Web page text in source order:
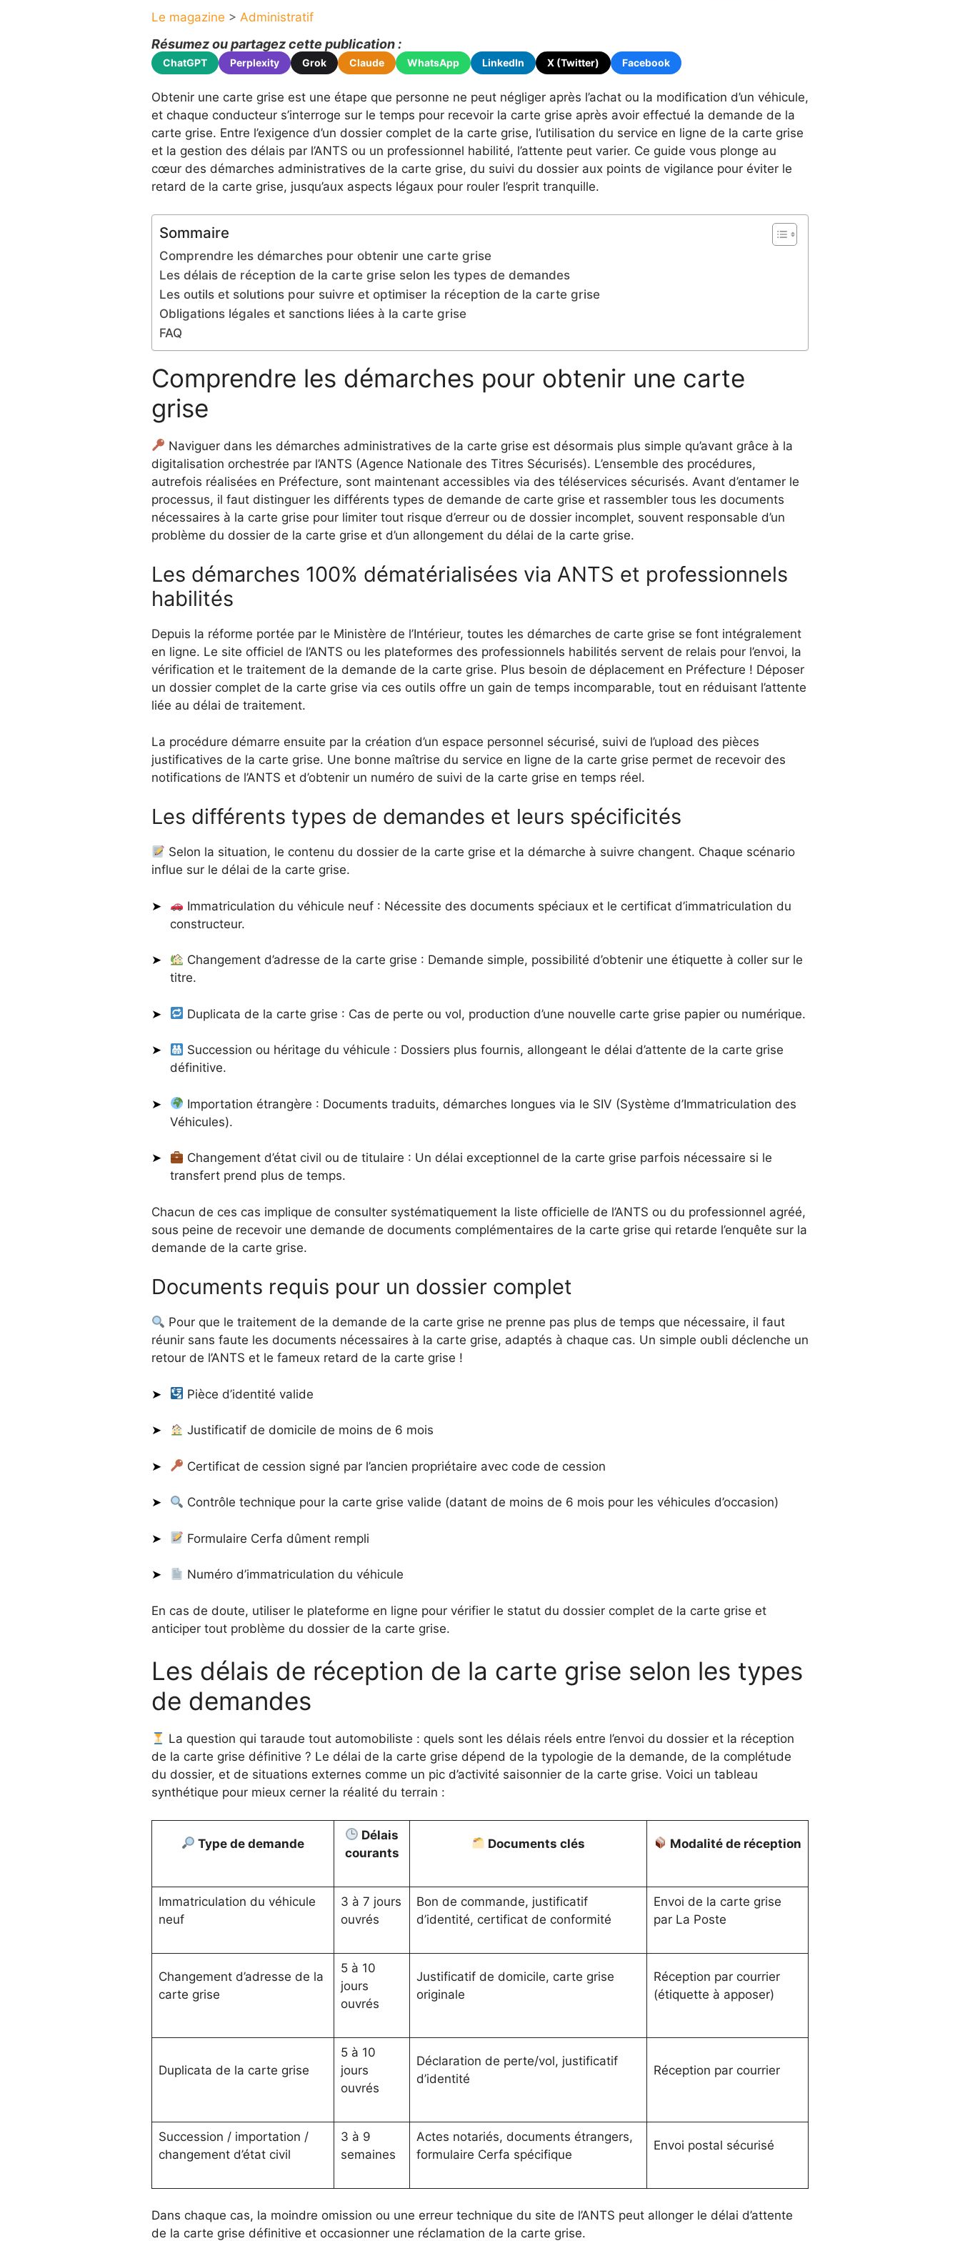
Le magazine > Administratif
Résumez ou partagez cette publication :
ChatGPT Perplexity Grok Claude WhatsApp LinkedIn X (Twitter) Facebook
Obtenir une carte grise est une étape que personne ne peut négliger après l’achat ou la modification d’un véhicule,
et chaque conducteur s’interroge sur le temps pour recevoir la carte grise après avoir effectué la demande de la
carte grise. Entre l’exigence d’un dossier complet de la carte grise, l’utilisation du service en ligne de la carte grise
et la gestion des délais par l’ANTS ou un professionnel habilité, l’attente peut varier. Ce guide vous plonge au
cœur des démarches administratives de la carte grise, du suivi du dossier aux points de vigilance pour éviter le
retard de la carte grise, jusqu’aux aspects légaux pour rouler l’esprit tranquille.
Sommaire
Comprendre les démarches pour obtenir une carte grise
Les délais de réception de la carte grise selon les types de demandes
Les outils et solutions pour suivre et optimiser la réception de la carte grise
Obligations légales et sanctions liées à la carte grise
FAQ
Comprendre les démarches pour obtenir une carte
grise
Naviguer dans les démarches administratives de la carte grise est désormais plus simple qu’avant grâce à la
digitalisation orchestrée par l’ANTS (Agence Nationale des Titres Sécurisés). L’ensemble des procédures,
autrefois réalisées en Préfecture, sont maintenant accessibles via des téléservices sécurisés. Avant d’entamer le
processus, il faut distinguer les différents types de demande de carte grise et rassembler tous les documents
nécessaires à la carte grise pour limiter tout risque d’erreur ou de dossier incomplet, souvent responsable d’un
problème du dossier de la carte grise et d’un allongement du délai de la carte grise.
Les démarches 100% dématérialisées via ANTS et professionnels
habilités
Depuis la réforme portée par le Ministère de l’Intérieur, toutes les démarches de carte grise se font intégralement
en ligne. Le site officiel de l’ANTS ou les plateformes des professionnels habilités servent de relais pour l’envoi, la
vérification et le traitement de la demande de la carte grise. Plus besoin de déplacement en Préfecture ! Déposer
un dossier complet de la carte grise via ces outils offre un gain de temps incomparable, tout en réduisant l’attente
liée au délai de traitement.
La procédure démarre ensuite par la création d’un espace personnel sécurisé, suivi de l’upload des pièces
justificatives de la carte grise. Une bonne maîtrise du service en ligne de la carte grise permet de recevoir des
notifications de l’ANTS et d’obtenir un numéro de suivi de la carte grise en temps réel.
Les différents types de demandes et leurs spécificités
Selon la situation, le contenu du dossier de la carte grise et la démarche à suivre changent. Chaque scénario
influe sur le délai de la carte grise.
Immatriculation du véhicule neuf : Nécessite des documents spéciaux et le certificat d’immatriculation du
constructeur.
Changement d’adresse de la carte grise : Demande simple, possibilité d’obtenir une étiquette à coller sur le
titre.
Duplicata de la carte grise : Cas de perte ou vol, production d’une nouvelle carte grise papier ou numérique.
Succession ou héritage du véhicule : Dossiers plus fournis, allongeant le délai d’attente de la carte grise
définitive.
Importation étrangère : Documents traduits, démarches longues via le SIV (Système d’Immatriculation des
Véhicules).
Changement d’état civil ou de titulaire : Un délai exceptionnel de la carte grise parfois nécessaire si le
transfert prend plus de temps.
Chacun de ces cas implique de consulter systématiquement la liste officielle de l’ANTS ou du professionnel agréé,
sous peine de recevoir une demande de documents complémentaires de la carte grise qui retarde l’enquête sur la
demande de la carte grise.
Documents requis pour un dossier complet
Pour que le traitement de la demande de la carte grise ne prenne pas plus de temps que nécessaire, il faut
réunir sans faute les documents nécessaires à la carte grise, adaptés à chaque cas. Un simple oubli déclenche un
retour de l’ANTS et le fameux retard de la carte grise !
Pièce d’identité valide
Justificatif de domicile de moins de 6 mois
Certificat de cession signé par l’ancien propriétaire avec code de cession
Contrôle technique pour la carte grise valide (datant de moins de 6 mois pour les véhicules d’occasion)
Formulaire Cerfa dûment rempli
Numéro d’immatriculation du véhicule
En cas de doute, utiliser le plateforme en ligne pour vérifier le statut du dossier complet de la carte grise et
anticiper tout problème du dossier de la carte grise.
Les délais de réception de la carte grise selon les types
de demandes
La question qui taraude tout automobiliste : quels sont les délais réels entre l’envoi du dossier et la réception
de la carte grise définitive ? Le délai de la carte grise dépend de la typologie de la demande, de la complétude
du dossier, et de situations externes comme un pic d’activité saisonnier de la carte grise. Voici un tableau
synthétique pour mieux cerner la réalité du terrain :
Type de demande
Délais
courants
Documents clés Modalité de réception
Immatriculation du véhicule
neuf
3 à 7 jours
ouvrés
Bon de commande, justificatif
d’identité, certificat de conformité
Envoi de la carte grise
par La Poste
Changement d’adresse de la
carte grise
5 à 10
jours
ouvrés
Justificatif de domicile, carte grise
originale
Réception par courrier
(étiquette à apposer)
Duplicata de la carte grise
5 à 10
jours
ouvrés
Déclaration de perte/vol, justificatif
d’identité
Réception par courrier
Succession / importation /
changement d’état civil
3 à 9
semaines
Actes notariés, documents étrangers,
formulaire Cerfa spécifique
Envoi postal sécurisé
Dans chaque cas, la moindre omission ou une erreur technique du site de l’ANTS peut allonger le délai d’attente
de la carte grise définitive et occasionner une réclamation de la carte grise.